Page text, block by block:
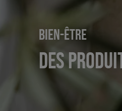
Bien-être
Des